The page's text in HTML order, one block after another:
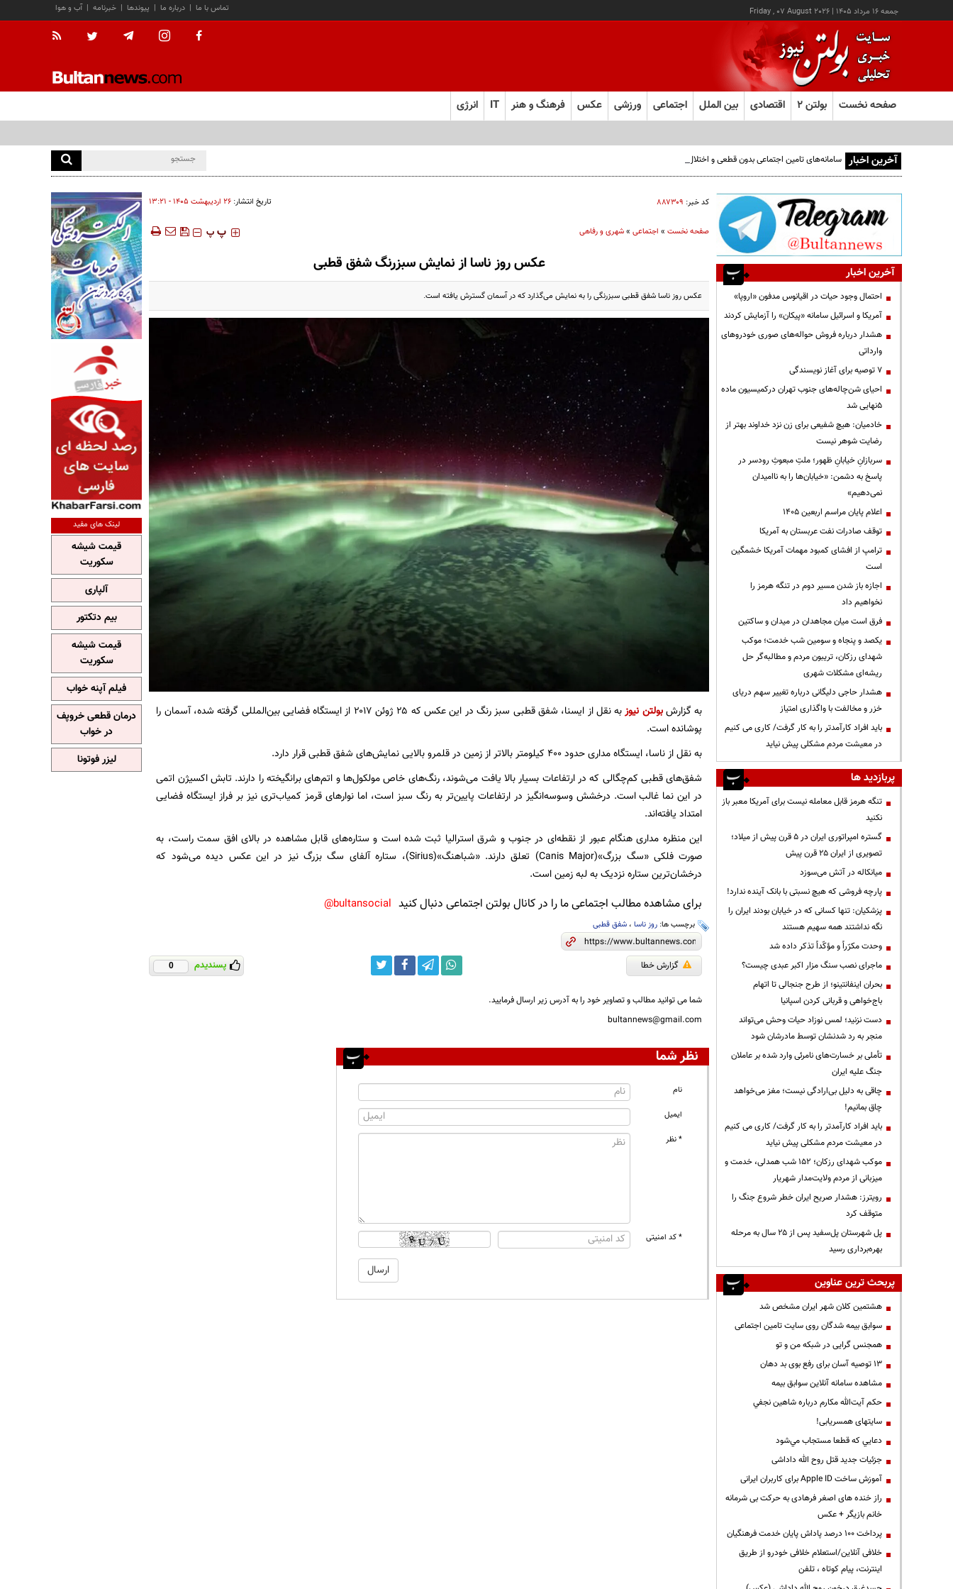
جمعه ۱۶ مرداد ۱۴۰۵ |
Friday , 07 August 2026 آب و هوا | خبرنامه | پیوندها | درباره ما | تماس با ما
صفحه نخست بولتن ۲ اقتصادی بین الملل اجتماعی ورزشی عکس فرهنگ و هنر IT انرژی
آخرین اخبار سامانه‌های تامین اجتماعی بدون قطعی و اختلال در دسترس است
کد خبر: ۸۸۷۳۰۹ تاریخ انتشار: ۲۶ ارديبهشت ۱۴۰۵ - ۱۳:۲۱
صفحه نخست» اجتماعی»شهری و رفاهی ‍‍‍ پ پ
عکس روز ناسا از نمایش سبزرنگ شفق قطبی
عکس روز ناسا شفق قطبی سبزرنگی را به نمایش می‌گذارد که در آسمان گسترش یافته است.
به گزارشبولتن نیوز
به نقل از ایسنا، شفق قطبی سبز رنگ در این عکس که ۲۵ ژوئن ۲۰۱۷ از ایستگاه فضایی بین‌المللی گرفته شده، آسمان را
پوشانده است.
به نقل از ناسا، ایستگاه مداری حدود ۴۰۰ کیلومتر بالاتر از زمین در قلمرو بالایی نمایش‌های شفق قطبی قرار دارد.
شفق‌های قطبی کم‌چگالی‌ که در ارتفاعات بسیار بالا یافت می‌شوند، رنگ‌های خاص مولکول‌ها و اتم‌های برانگیخته را دارند. تابش اکسیژن اتمی
در این نما غالب است. درخشش وسوسه‌انگیز در ارتفاعات پایین‌تر به رنگ سبز است، اما نوارهای قرمز کمیاب‌تری نیز بر فراز ایستگاه فضایی
امتداد یافته‌اند.
این منظره مداری هنگام عبور از نقطه‌ای در جنوب و شرق استرالیا ثبت شده است و ستاره‌های قابل مشاهده در بالای افق سمت راست، به
صورت فلکی «سگ بزرگ»(Canis Major) تعلق دارند. «شباهنگ»(Sirius)، ستاره آلفای سگ بزرگ نیز در این عکس دیده می‌شود که
درخشان‌ترین ستاره نزدیک به لبه زمین است.
برای مشاهده مطالب اجتماعی ما را در کانال بولتن اجتماعی دنبال کنید bultansocial@
برچسب ها: روز ناسا، شفق قطبی
گزارش خطا پسندیدم 0
شما می توانید مطالب و تصاویر خود را به آدرس زیر ارسال فرمایید.
bultannews@gmail.com
نظر شما
نام
ایمیل
* نظر
* کد امنیتی
آخرین اخبار
احتمال وجود حیات در اقیانوس مدفون «اروپا»
آمریکا و اسرائیل سامانه «پیکان» را آزمایش کردند
هشدار درباره فروش حواله‌های صوری خودروهای
وارداتی
۷ توصیه برای آغاز نویسندگی
احیای شن‌چاله‌های جنوب تهران درکمیسیون ماده
۵نهایی شد
خادمیان: هیچ شفیعی برای زن نزد خداوند بهتر از
رضایت شوهر نیست
سربازانِ خیابانِ ظهور؛ ملتِ مبعوثِ رودسر در
پاسخ به دشمن: «خیابان‌ها را به ناامیدان
نمی‌دهیم»
اعلام پایان مراسم اربعین ۱۴۰۵
توقف صادرات نفت عربستان به آمریکا
ترامپ از افشای کمبود مهمات آمریکا خشمگین
است
اجازه باز شدن مسیر دوم در تنگه هرمز را
نخواهیم داد
فرق است میان مجاهدان در میدان و ساکتین
یکصد و پنجاه و سومین شب خدمت؛ موکب
شهدای رزکان، تریبون مردم و مطالبه‌گر حل
ریشه‌ای مشکلات شهری
هشدار حاجی دلیگانی درباره تغییر سهم دریای
خزر و مخالفت با واگذاری امتیاز
باید افراد کارآمدتر را به کار گرفت/ کاری می کنیم
در معیشت مردم مشکلی پیش نیاید
پربازدید ها
تنگه هرمز قابل معامله نیست برای آمریکا معبر باز
نکنید
گستره امپراتوری ایران در ۵ قرن پیش از میلاد؛
تصویری از ایران ۲۵ قرن پیش
میانکاله در آتش می‌سوزد
پارچه فروشی که هیچ نسبتی با بانک آینده ندارد!
پزشکیان: تنها کسانی که در خیابان بودند ایران را
نگه نداشتند همه سهیم هستند
وحدت مکرّراً و مؤکّداً تذکر داده شد
ماجرای نصب سنگ مزار اکبر عبدی چیست؟
بحران اینفانتینو؛ از طرح جنجالی تا اتهام
باج‌خواهی و قربانی کردن اسپانیا
دست نزنید؛ لمس نوزاد حیات وحش می‌تواند
منجر به رد شدنشان توسط مادرشان شود
تأملی بر خسارت‌های نامرئی وارد شده بر عاملان
جنگ علیه ایران
چاقی به دلیل بی‌ارادگی نیست؛ مغز می‌خواهد
چاق بمانیم!
باید افراد کارآمدتر را به کار گرفت/ کاری می کنیم
در معیشت مردم مشکلی پیش نیاید
موکب شهدای رزکان؛ ۱۵۲ شب همدلی، خدمت و
میزبانی از مردم ولایت‌مدار شهریار
رویترز: هشدار صریح ایران خطر شروع جنگ را
متوقف کرد
پل شهرستان پل‌سفید پس از ۲۵ سال به مرحله
بهره‌برداری رسید
پربحث ترین عناوین
هشتمین کلان شهر ایران مشخص شد
سوابق بیمه شدگان روی سایت تامین اجتماعی
همجنس گرایی در شبکه من و تو
13 توصیه آسان برای رفع بوی بد دهان
مشاهده سامانه آنلاين سوابق بیمه
حكم آيت‌الله مكارم درباره شاهين نجفي
سایتهای همسریابی!
دعايي كه قطعا مستجاب مي‌شود
جزئیات جدید قتل روح الله داداشی
آموزش ساخت Apple ID برای کاربران ایرانی
راز خنده های اصغر فرهادی به حرکت بی شرمانه
خانم بازیگر + عکس
پرداخت ۱۰۰ درصد پاداش پایان خدمت فرهنگیان
خلافی آنلاین/استعلام خلافی خودرو از طریق
اینترنت، پیام کوتاه ، تلفن
لینک های مفید
قیمت شیشه
سکوریت
آلپاری
بیم دتکتور
قیمت شیشه
سکوریت
فیلم آپنه خواب
درمان قطعی خروپف
در خواب
لیزر فوتونا